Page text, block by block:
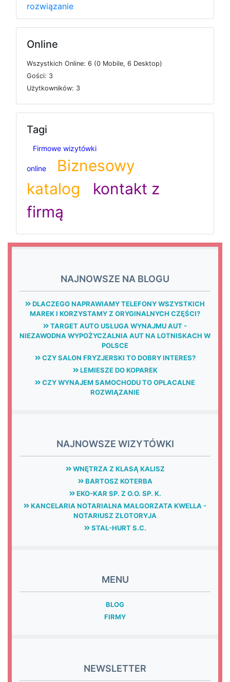
rozwiązanie
Online
Wszystkich Online: 6 (0 Mobile, 6 Desktop)
Gości: 3
Użytkowników: 3
Tagi
Firmowe wizytówki
online
Biznesowy
katalog
kontakt z
firmą
NAJNOWSZE NA BLOGU
DLACZEGO NAPRAWIAMY TELEFONY WSZYSTKICH
MAREK I KORZYSTAMY Z ORYGINALNYCH CZĘŚCI?
TARGET AUTO USŁUGA WYNAJMU AUT -
NIEZAWODNA WYPOŻYCZALNIA AUT NA LOTNISKACH W
POLSCE
CZY SALON FRYZJERSKI TO DOBRY INTERES?
LEMIESZE DO KOPAREK
CZY WYNAJEM SAMOCHODU TO OPŁACALNE
ROZWIĄZANIE
NAJNOWSZE WIZYTÓWKI
WNĘTRZA Z KLASĄ KALISZ
BARTOSZ KOTERBA
EKO-KAR SP. Z O.O. SP. K.
KANCELARIA NOTARIALNA MAŁGORZATA KWELLA -
NOTARIUSZ ZŁOTORYJA
STAL-HURT S.C.
MENU
BLOG
FIRMY
NEWSLETTER